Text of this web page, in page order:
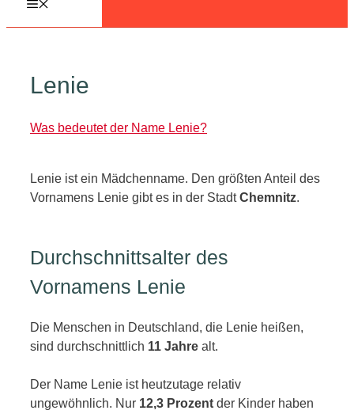
Lenie
Was bedeutet der Name Lenie?
Lenie ist ein Mädchenname. Den größten Anteil des
Vornamens Lenie gibt es in der StadtChemnitz.
Durchschnittsalter des
Vornamens Lenie
Die Menschen in Deutschland, die Lenie heißen,
sind durchschnittlich 11 Jahre alt.
Der Name Lenie ist heutzutage relativ
ungewöhnlich. Nur 12,3 Prozent der Kinder haben